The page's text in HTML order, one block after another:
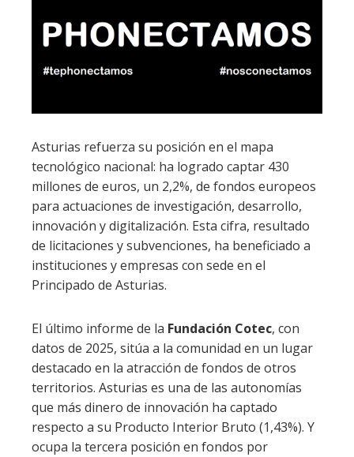
Asturias refuerza su posición en el mapa
tecnológico nacional: ha logrado captar 430
millones de euros, un 2,2%, de fondos europeos
para actuaciones de investigación, desarrollo,
innovación y digitalización. Esta cifra, resultado
de licitaciones y subvenciones, ha beneficiado a
instituciones y empresas con sede en el
Principado de Asturias.
El último informe de la Fundación Cotec, con
datos de 2025, sitúa a la comunidad en un lugar
destacado en la atracción de fondos de otros
territorios. Asturias es una de las autonomías
que más dinero de innovación ha captado
respecto a su Producto Interior Bruto (1,43%). Y
ocupa la tercera posición en fondos por